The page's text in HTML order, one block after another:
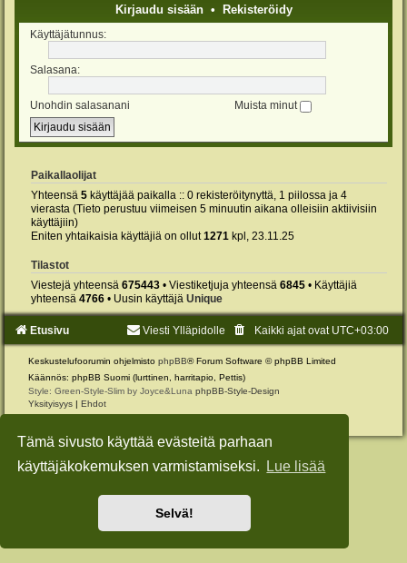
Tämä sivusto käyttää evästeitä parhaan
käyttäjäkokemuksen varmistamiseksi.
Lue lisää
Selvä!
Kirjaudu sisään• Rekisteröidy
Käyttäjätunnus:
Salasana:
Unohdin salasanani Muista minut
Paikallaolijat
Yhteensä 5 käyttäjää paikalla :: 0 rekisteröitynyttä, 1 piilossa ja 4
vierasta (Tieto perustuu viimeisen 5 minuutin aikana olleisiin aktiivisiin
käyttäjiin)
Eniten yhtaikaisia käyttäjiä on ollut1271 kpl, 23.11.25
Tilastot
Viestejä yhteensä 675443 • Viestiketjuja yhteensä 6845 • Käyttäjiä
yhteensä 4766 • Uusin käyttäjä Unique
Etusivu Kaikki ajat ovat UTC+03:00
Viesti Ylläpidolle
Keskustelufoorumin ohjelmisto phpBB® Forum Software © phpBB Limited
Käännös: phpBB Suomi (lurttinen, harritapio, Pettis)
Style: Green-Style-Slim by Joyce&Luna phpBB-Style-Design
Yksityisyys | Ehdot